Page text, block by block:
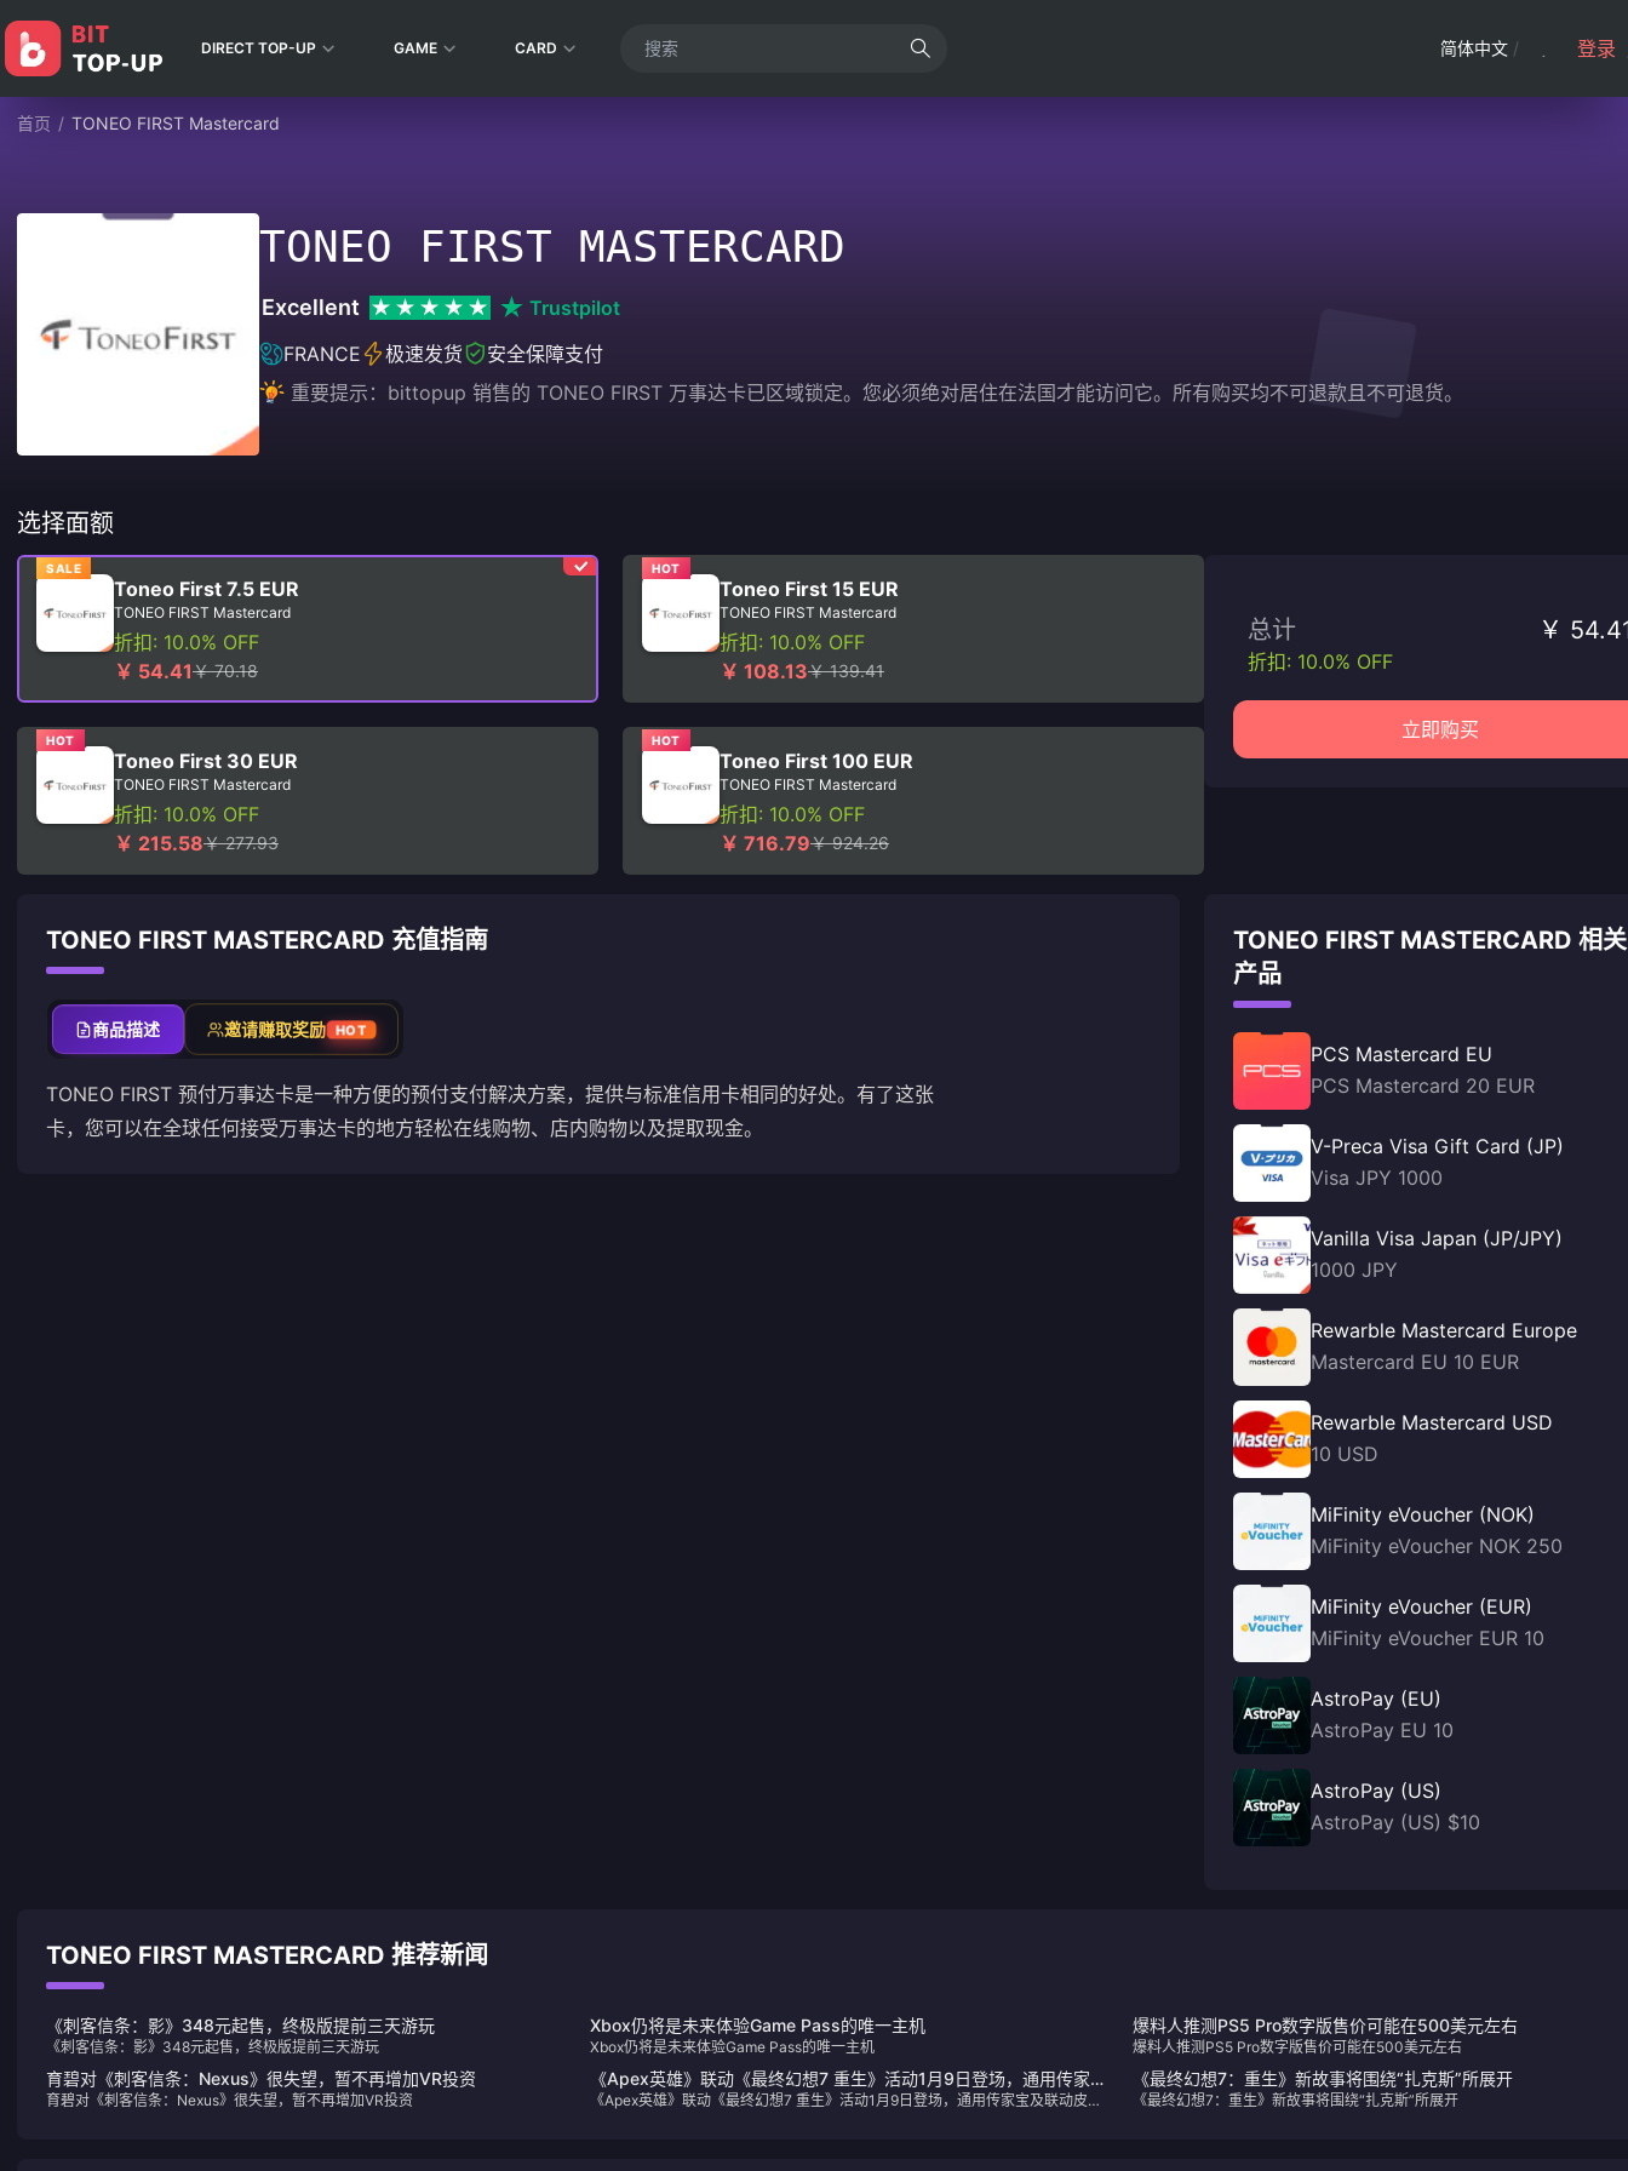
DIRECT TOP-UP GAME CARD 简体中文 / 登录
首页 / TONEO FIRST Mastercard
TONEO FIRST MASTERCARD
Excellent
Trustpilot
FRANCE
极速发货
安全保障支付
重要提示：bittopup 销售的 TONEO FIRST 万事达卡已区域锁定。您必须绝对居住在法国才能访问它。所有购买均不可退款且不可退货。
选择面额
SALE
Toneo First 7.5 EUR
TONEO FIRST Mastercard
折扣: 10.0% OFF
￥ 54.41￥ 70.18
HOT
Toneo First 15 EUR
TONEO FIRST Mastercard
折扣: 10.0% OFF
￥ 108.13￥ 139.41
HOT
Toneo First 30 EUR
TONEO FIRST Mastercard
折扣: 10.0% OFF
￥ 215.58￥ 277.93
HOT
Toneo First 100 EUR
TONEO FIRST Mastercard
折扣: 10.0% OFF
￥ 716.79￥ 924.26
总计 ￥
折扣: 10.0% OFF
立即购买
TONEO FIRST MASTERCARD 充值指南
商品描述 邀请赚取奖励 HOT
TONEO FIRST 预付万事达卡是一种方便的预付支付解决方案，提供与标准信用卡相同的好处。有了这张
卡，您可以在全球任何接受万事达卡的地方轻松在线购物、店内购物以及提取现金。
TONEO FIRST MASTERCARD 相关
产品
PCS Mastercard EU
PCS Mastercard 20 EUR
V-Preca Visa Gift Card (JP)
Visa JPY 1000
Vanilla Visa Japan (JP/JPY)
1000 JPY
Rewarble Mastercard Europe
Mastercard EU 10 EUR
Rewarble Mastercard USD
10 USD
MiFinity eVoucher (NOK)
MiFinity eVoucher NOK 250
MiFinity eVoucher (EUR)
MiFinity eVoucher EUR 10
AstroPay (EU)
AstroPay EU 10
AstroPay (US)
AstroPay (US) $10
TONEO FIRST MASTERCARD 推荐新闻
《刺客信条：影》348元起售，终极版提前三天游玩
《刺客信条：影》348元起售，终极版提前三天游玩
Xbox仍将是未来体验Game Pass的唯一主机
Xbox仍将是未来体验Game Pass的唯一主机
爆料人推测PS5 Pro数字版售价可能在500美元左右
爆料人推测PS5 Pro数字版售价可能在500美元左右
育碧对《刺客信条：Nexus》很失望，暂不再增加VR投资
育碧对《刺客信条：Nexus》很失望，暂不再增加VR投资
《Apex英雄》联动《最终幻想7 重生》活动1月9日登场，通用传家
宝及联动皮肤预览
《Apex英雄》联动《最终幻想7 重生》活动1月9日登场，通用传家宝及联动皮肤
《最终幻想7：重生》新故事将围绕“扎克斯”所展开
《最终幻想7：重生》新故事将围绕“扎克斯”所展开